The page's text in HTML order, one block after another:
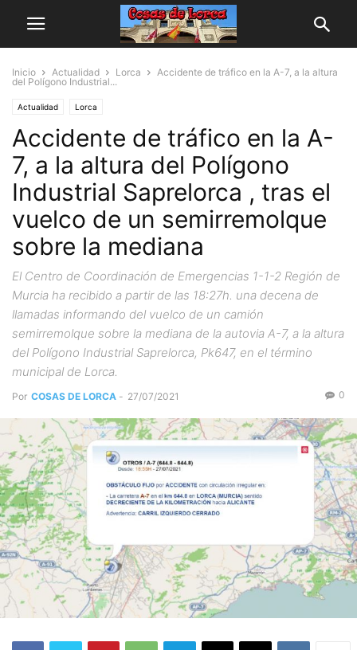
Inicio Actualidad Lorca
Accidente de tráfico en la A-7, a la altura
del Polígono Industrial...
Actualidad Lorca
Accidente de tráfico en la A-
7, a la altura del Polígono
Industrial Saprelorca , tras el
vuelco de un semirremolque
sobre la mediana
El Centro de Coordinación de Emergencias 1-1-2 Región de
Murcia ha recibido a partir de las 18:27h. una decena de
llamadas informando del vuelco de un camión
semirremolque sobre la mediana de la autovia A-7, a la altura
del Polígono Industrial Saprelorca, Pk647, en el término
municipal de Lorca.
Por COSAS DE LORCA - 27/07/2021 0